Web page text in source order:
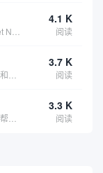
4.1 K
阅读
3.7 K
阅读
3.3 K
阅读